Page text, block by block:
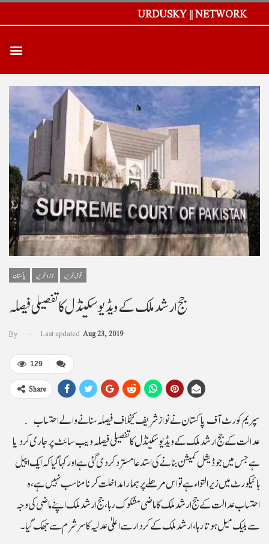
URDUSKY || NETWORK
پاکستان تازہ خبریں قومی خبریں
جج ارشد ملک کے ویڈیو سکینڈل کا تفصیلی فیصلہ
By Last updated Aug 23, 2019
129
Share
سپریم کورٹ آف پاکستان نے نوازشریف کیخلاف فیصلہ سنانے والے احتساب
عدالت کے جج ارشد ملک کے ویڈیو سکینڈل کا تفصیلی فیصلہ ویب سائٹ پر جاری کر دیا
ہے جس میں جوڈیشل کمیشن بنانے کی استدعا مسترد کر دی گئی ہے اور کہا گیا کہ ایک اپیل
ہائیکورٹ میں زیر التوا ءہے تو اس مرھلے پر ہمارا مداخلت کرنا مناسب نہیں ہے،ہ
احتساب عدالت کے جج ارشد ملک کا ماضی مشکوک رہا،جج ارشد ملک اپنے ماضی کی وجہ
سے بلیک میل ہو تا رہا ،ارشد ملک کے کردارسے اعلیٰ عدلیہ کا سر شرم سے جھک گیا۔